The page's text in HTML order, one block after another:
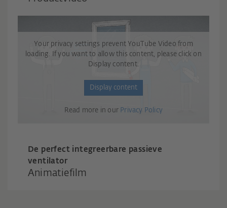
Your privacy settings prevent YouTube Video from
loading. If you want to allow this content, please click on
Display content.
Display content
Read more in our Privacy Policy
De perfect integreerbare passieve
ventilator
Animatiefilm